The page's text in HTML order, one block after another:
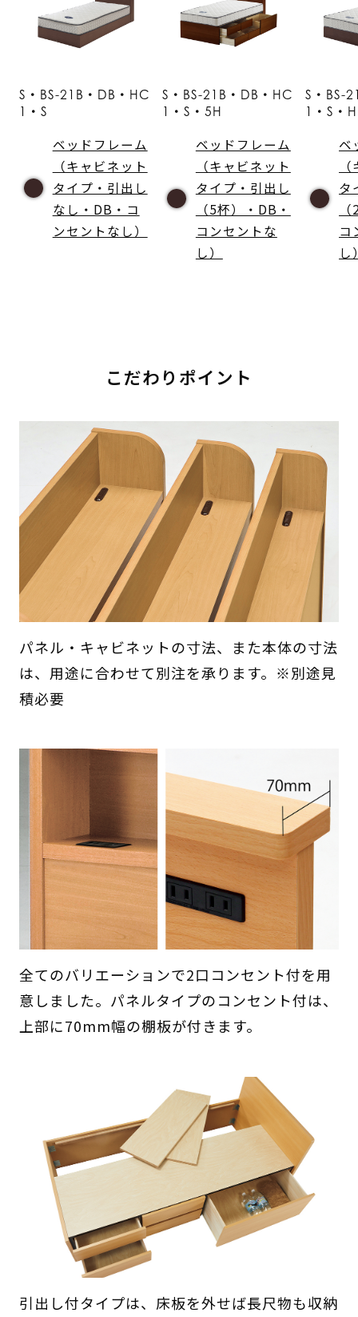
S・BS-21B・DB・HC
1・S
ベッドフレーム
（キャビネット
タイプ・引出し
なし・DB・コ
ンセントなし）
S・BS-21B・DB・HC
1・S・5H
ベッドフレーム
（キャビネット
タイプ・引出し
（5杯）・DB・
コンセントな
し）
S・BS-
1・S・
ベ
タ
コ
し
こだわりポイント
パネル・キャビネットの寸法、また本体の寸法
は、用途に合わせて別注を承ります。※別途見
積必要
全てのバリエーションで2口コンセント付を用
意しました。パネルタイプのコンセント付は、
上部に70mm幅の棚板が付きます。
引出し付タイプは、床板を外せば長尺物も収納